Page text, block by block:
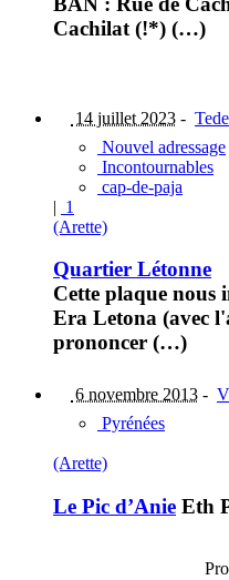
Cachilat (!*) (…)
14 juillet 2023 -
Nouvel adressage
Incontournables
cap-de-paja
| 1
(Arette)
Quartier Létonne
Cette plaque nous
Era Letona (avec
prononcer (…)
6 novembre 2013 -
Pyrénées
(Arette)
Le Pic d’Anie Eth